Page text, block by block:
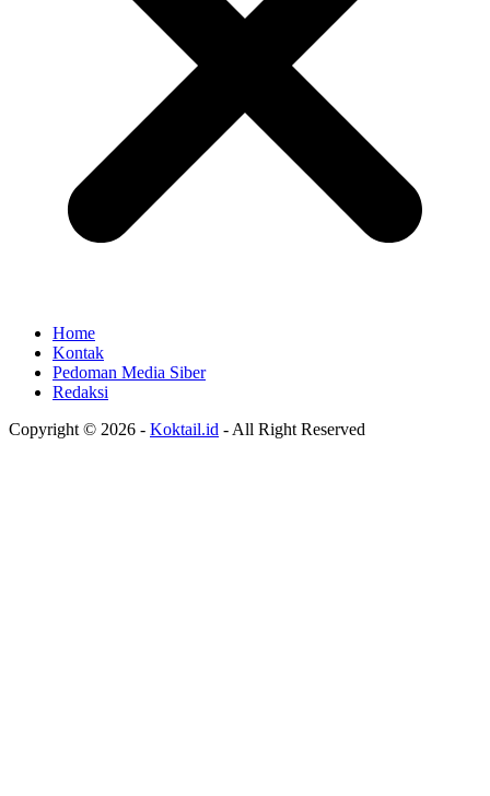
Home
Kontak
Pedoman Media Siber
Redaksi
Copyright © 2026 - Koktail.id - All Right Reserved